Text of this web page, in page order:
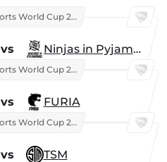
Esports World Cup 2026
vs Ninjas in Pyjamas
Esports World Cup 2026
vs FURIA
Esports World Cup 2026
vs TSM